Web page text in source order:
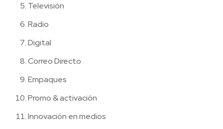
Televisión
Radio
Digital
Correo Directo
Empaques
Promo & activación
Innovación en medios